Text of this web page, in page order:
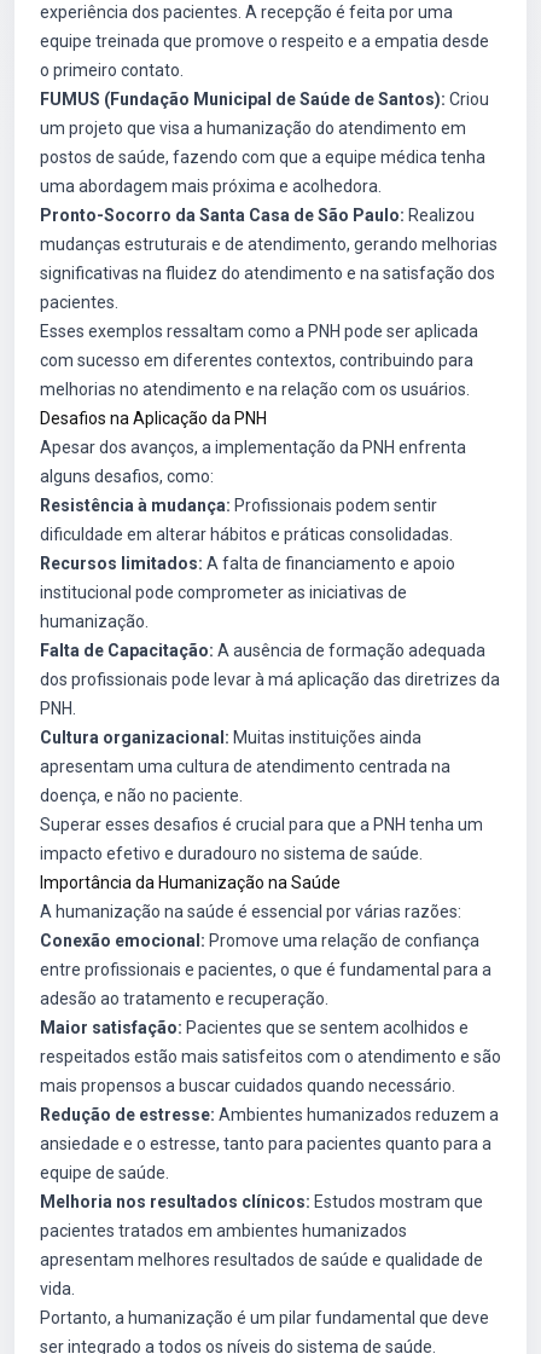
experiência dos pacientes. A recepção é feita por uma
equipe treinada que promove o respeito e a empatia desde
o primeiro contato.
FUMUS (Fundação Municipal de Saúde de Santos): Criou
um projeto que visa a humanização do atendimento em
postos de saúde, fazendo com que a equipe médica tenha
uma abordagem mais próxima e acolhedora.
Pronto-Socorro da Santa Casa de São Paulo: Realizou
mudanças estruturais e de atendimento, gerando melhorias
significativas na fluidez do atendimento e na satisfação dos
pacientes.
Esses exemplos ressaltam como a PNH pode ser aplicada
com sucesso em diferentes contextos, contribuindo para
melhorias no atendimento e na relação com os usuários.
Desafios na Aplicação da PNH
Apesar dos avanços, a implementação da PNH enfrenta
alguns desafios, como:
Resistência à mudança: Profissionais podem sentir
dificuldade em alterar hábitos e práticas consolidadas.
Recursos limitados: A falta de financiamento e apoio
institucional pode comprometer as iniciativas de
humanização.
Falta de Capacitação: A ausência de formação adequada
dos profissionais pode levar à má aplicação das diretrizes da
PNH.
Cultura organizacional: Muitas instituições ainda
apresentam uma cultura de atendimento centrada na
doença, e não no paciente.
Superar esses desafios é crucial para que a PNH tenha um
impacto efetivo e duradouro no sistema de saúde.
Importância da Humanização na Saúde
A humanização na saúde é essencial por várias razões:
Conexão emocional: Promove uma relação de confiança
entre profissionais e pacientes, o que é fundamental para a
adesão ao tratamento e recuperação.
Maior satisfação: Pacientes que se sentem acolhidos e
respeitados estão mais satisfeitos com o atendimento e são
mais propensos a buscar cuidados quando necessário.
Redução de estresse: Ambientes humanizados reduzem a
ansiedade e o estresse, tanto para pacientes quanto para a
equipe de saúde.
Melhoria nos resultados clínicos: Estudos mostram que
pacientes tratados em ambientes humanizados
apresentam melhores resultados de saúde e qualidade de
vida.
Portanto, a humanização é um pilar fundamental que deve
ser integrado a todos os níveis do sistema de saúde.